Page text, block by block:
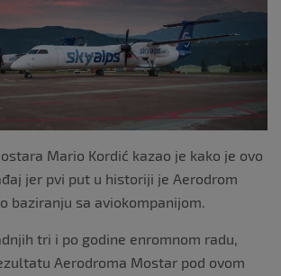
o
o
k
Mario Kordić kazao je kako je ovo
jer pvi put u historiji je Aerodrom
baziranju sa aviokompanijom.
tri i po godine enromnom radu,
Aerodroma Mostar pod ovom